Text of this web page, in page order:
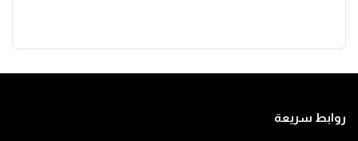
روابط سريعة